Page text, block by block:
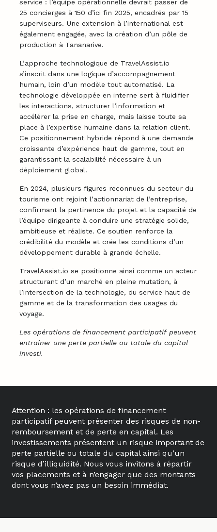
service : l’équipe opérationnelle devrait passer de
25 concierges à 150 d’ici fin 2025, encadrés par 15
superviseurs. Une extension à l’international est
également engagée, avec la création d’un pôle de
production à Tananarive.
L’approche technologique de TravelAssist.io
s’inscrit dans une logique d’accompagnement
humain, loin d’un modèle tout automatisé. La
technologie développée en interne sert à fluidifier
les interactions, structurer l’information et
accélérer la prise en charge, mais laisse toute sa
place à l’expertise humaine dans la relation client.
Ce positionnement hybride répond à une demande
croissante d’expérience haut de gamme, tout en
garantissant la scalabilité nécessaire à un
déploiement global.
En 2024, plusieurs figures reconnues du secteur du
tourisme ont rejoint l’actionnariat de l’entreprise,
confirmant la pertinence du projet et la capacité de
l’équipe dirigeante à conduire une stratégie solide,
ambitieuse et réaliste. Ce soutien renforce la
crédibilité du modèle et crée les conditions d’un
développement durable à grande échelle.
TravelAssist.io se positionne ainsi comme un acteur
structurant d’un marché en pleine mutation, à
l’intersection de la technologie, du service haut de
gamme et de la transformation des usages du
voyage.
Les opérations de financement participatif peuvent
entraîner une perte partielle ou totale du capital
investi.
Attention : les opérations de financement
participatif peuvent présenter des risques de non-
remboursement et de perte en capital. Les
investissements présentent un risque important de
perte partielle ou totale du capital ainsi qu’un
risque d’illiquidité. Nous vous invitons à répartir
vos placements et à n’engager que des montants
dont vous n’avez pas un besoin immédiat.